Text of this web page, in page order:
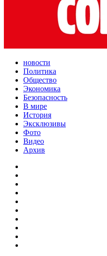
новости
Политика
Общество
Экономика
Безопасность
В мире
История
Эксклюзивы
Фото
Видео
Архив